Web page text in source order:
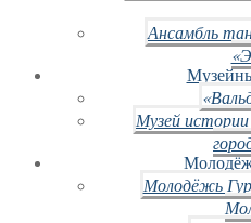
Ансамбль
Музей истории
Молодёжь